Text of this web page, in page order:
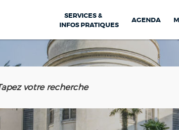
SERVICES &
INFOS PRATIQUES
AGENDA